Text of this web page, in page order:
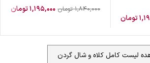
تومان
۱,۸۴۰,۰۰۰ تومان ۱,۱۹۵,۰۰۰تومان
لیست کامل کلاه و شال گردن